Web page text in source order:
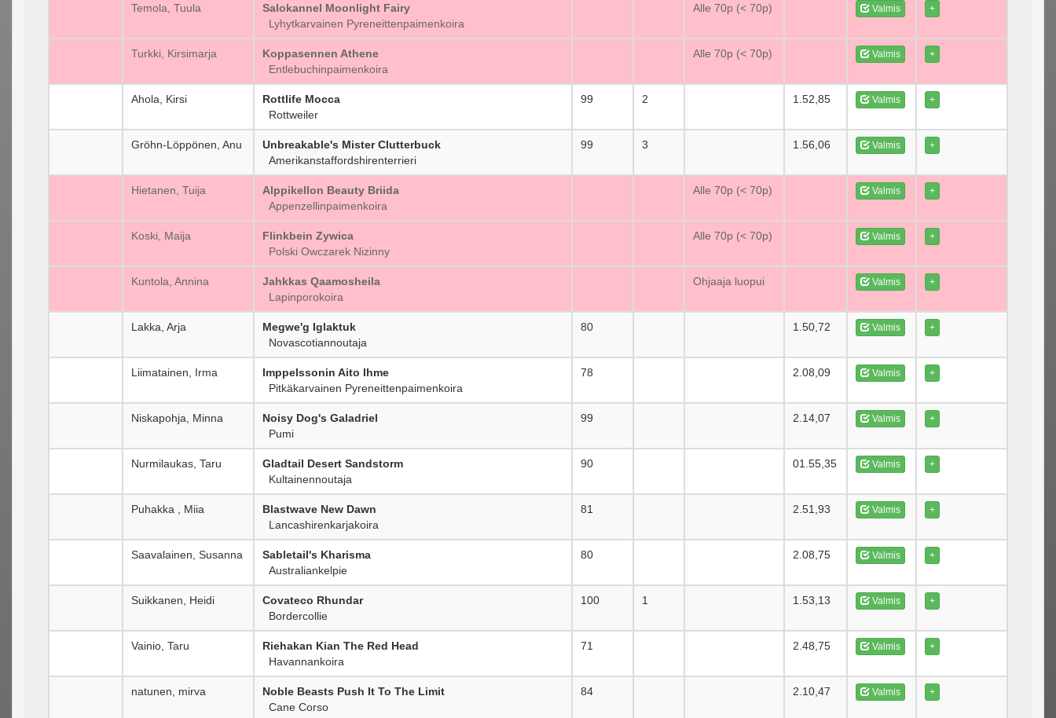
Temola, Tuula
Salokannel Moonlight Fairy
Lyhytkarvainen Pyreneittenpaimenkoira
Alle 70p (< 70p) Valmis +
Turkki, Kirsimarja
Koppasennen Athene
Entlebuchinpaimenkoira
Alle 70p (< 70p) Valmis +
Ahola, Kirsi
Rottlife Mocca
Rottweiler
99 2 1.52,85 Valmis +
Gröhn-Löppönen, Anu
Unbreakable's Mister Clutterbuck
Amerikanstaffordshirenterrieri
99 3 1.56,06 Valmis +
Hietanen, Tuija
Alppikellon Beauty Briida
Appenzellinpaimenkoira
Alle 70p (< 70p) Valmis +
Koski, Maija
Flinkbein Zywica
Polski Owczarek Nizinny
Alle 70p (< 70p) Valmis +
Kuntola, Annina
Jahkkas Qaamosheila
Lapinporokoira
Ohjaaja luopui Valmis +
Lakka, Arja
Megwe'g Iglaktuk
Novascotiannoutaja
80 1.50,72 Valmis +
Liimatainen, Irma
Imppelssonin Aito Ihme
Pitkäkarvainen Pyreneittenpaimenkoira
78 2.08,09 Valmis +
Niskapohja, Minna
Noisy Dog's Galadriel
Pumi
99 2.14,07 Valmis +
Nurmilaukas, Taru
Gladtail Desert Sandstorm
Kultainennoutaja
90 01.55,35 Valmis +
Puhakka , Miia
Blastwave New Dawn
Lancashirenkarjakoira
81 2.51,93 Valmis +
Saavalainen, Susanna
Sabletail's Kharisma
Australiankelpie
80 2.08,75 Valmis +
Suikkanen, Heidi
Covateco Rhundar
Bordercollie
100 1 1.53,13 Valmis +
Vainio, Taru
Riehakan Kian The Red Head
Havannankoira
71 2.48,75 Valmis +
natunen, mirva
Noble Beasts Push It To The Limit
Cane Corso
84 2.10,47 Valmis +